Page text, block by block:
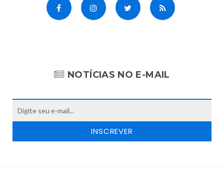
NOTÍCIAS NO E-MAIL